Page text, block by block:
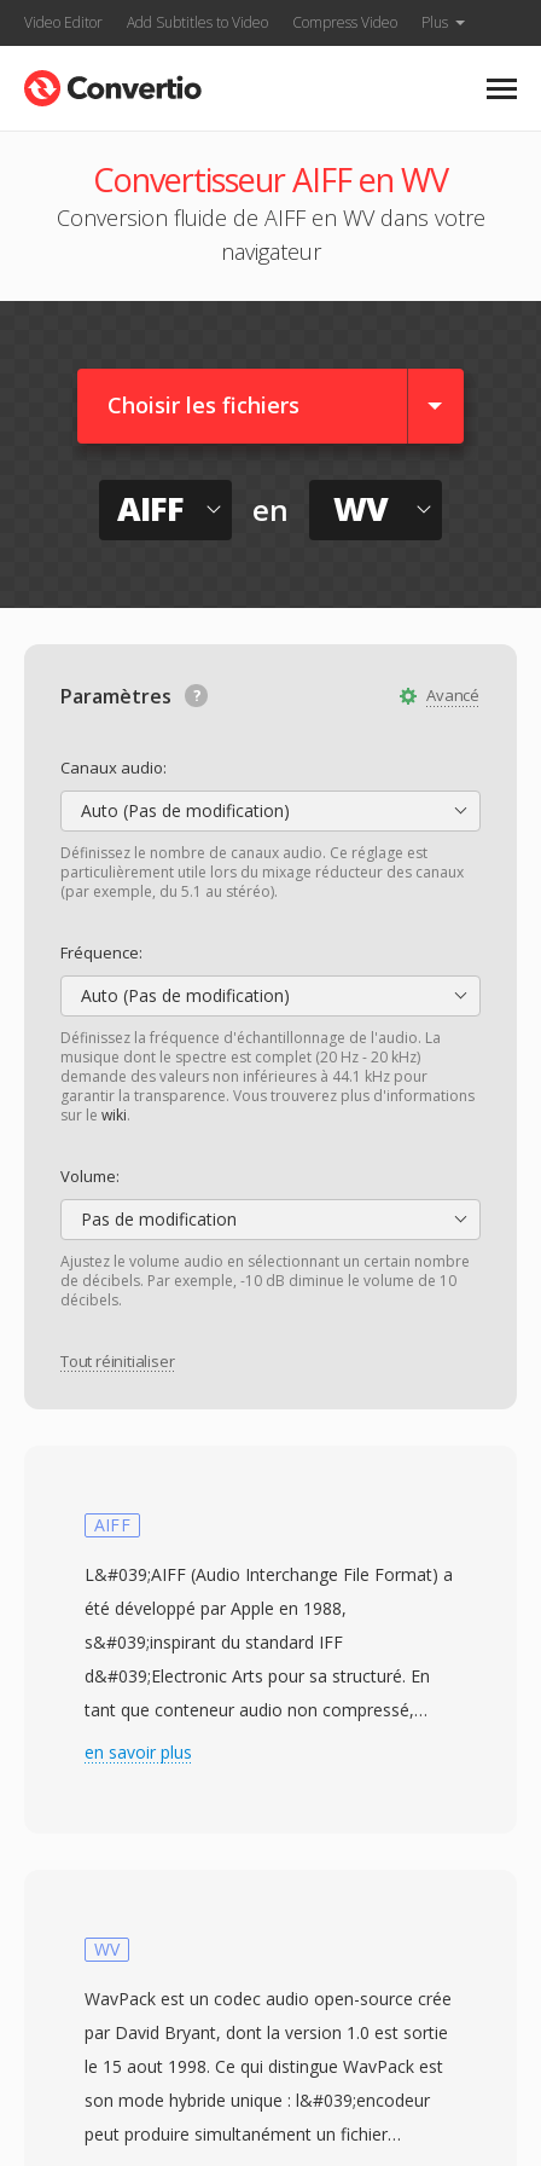
Video Editor Add Subtitles to Video Compress Video Plus
Convertisseur AIFF en WV
Conversion fluide de AIFF en WV dans votre
navigateur
Choisir les fichiers
AIFF en WV
Avancé
Paramètres
Canaux audio:
Auto (Pas de modification)
Définissez le nombre de canaux audio. Ce réglage est
particulièrement utile lors du mixage réducteur des canaux
(par exemple, du 5.1 au stéréo).
Fréquence:
Auto (Pas de modification)
Définissez la fréquence d'échantillonnage de l'audio. La
musique dont le spectre est complet (20 Hz - 20 kHz)
demande des valeurs non inférieures à 44.1 kHz pour
garantir la transparence. Vous trouverez plus d'informations
sur le wiki.
Volume:
Pas de modification
Ajustez le volume audio en sélectionnant un certain nombre
de décibels. Par exemple, -10 dB diminue le volume de 10
décibels.
Tout réinitialiser
AIFF
L&#039;AIFF (Audio Interchange File Format) a
été développé par Apple en 1988,
s&#039;inspirant du standard IFF
d&#039;Electronic Arts pour sa structuré. En
tant que conteneur audio non compressé,
l&#039;AIFF stocké dès données PCM lineaires
métadonnées telles que dès marqueurs, dès
commentaires. Les ingénieurs du son
professionnels sous macOS s&#039;appuient
fréquemment sûr l&#039;AIFF car il garantit
une fidélité parfaite bit à bit à chaque étape du
montage et du mastering. Un avantage
en savoir plus
WV
WavPack est un codec audio open-source crée
par David Bryant, dont la version 1.0 est sortie
le 15 aout 1998. Ce qui distingue WavPack est
son mode hybride unique : l&#039;encodeur
peut produire simultanément un fichier